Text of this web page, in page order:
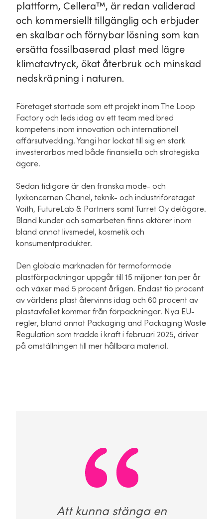
plattform, Cellera™, är redan validerad
och kommersiellt tillgänglig och erbjuder
en skalbar och förnybar lösning som kan
ersätta fossilbaserad plast med lägre
klimatavtryck, ökat återbruk och minskad
nedskräpning i naturen.
Företaget startade som ett projekt inom The Loop
Factory och leds idag av ett team med bred
kompetens inom innovation och internationell
affärsutveckling. Yangi har lockat till sig en stark
investerarbas med både finansiella och strategiska
ägare.
Sedan tidigare är den franska mode- och
lyxkoncernen Chanel, teknik- och industriföretaget
Voith, FutureLab & Partners samt Turret Oy delägare.
Bland kunder och samarbeten finns aktörer inom
bland annat livsmedel, kosmetik och
konsumentprodukter.
Den globala marknaden för termoformade
plastförpackningar uppgår till 15 miljoner ton per år
och växer med 5 procent årligen. Endast tio procent
av världens plast återvinns idag och 60 procent av
plastavfallet kommer från förpackningar. Nya EU-
regler, bland annat Packaging and Packaging Waste
Regulation som trädde i kraft i februari 2025, driver
på omställningen till mer hållbara material.
Att kunna stänga en